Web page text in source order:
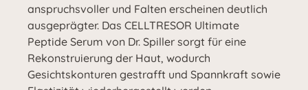
anspruchsvoller und Falten erscheinen deutlich
ausgeprägter. Das CELLTRESOR Ultimate
Peptide Serum von Dr. Spiller sorgt für eine
Rekonstruierung der Haut, wodurch
Gesichtskonturen gestrafft und Spannkraft sowie